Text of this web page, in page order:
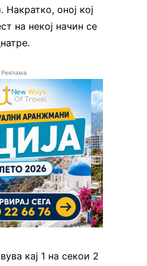
оној кој
на некој начин се
Реклама
кај 1 на секои 2